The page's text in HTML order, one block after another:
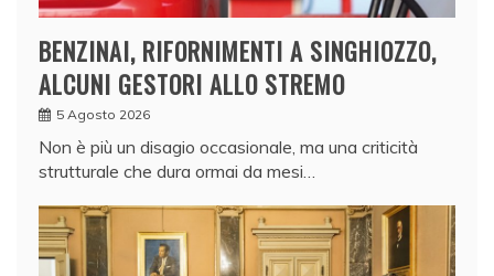
BENZINAI, RIFORNIMENTI A SINGHIOZZO,
ALCUNI GESTORI ALLO STREMO
5 Agosto 2026
Non è più un disagio occasionale, ma una criticità
strutturale che dura ormai da mesi…